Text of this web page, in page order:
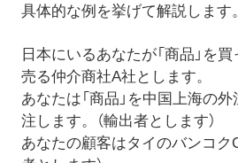
具体的な例を挙げて解説します。
日本にいるあなたが「商品」を買
売る仲介商社A社とします。
あなたは「商品」を中国上海の
注します。（輸出者とします）
あなたの顧客はタイのバンコク